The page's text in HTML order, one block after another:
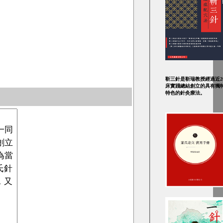
靳三針是靳瑞教授經過近
床實踐總結創立的具有獨
特色的針灸療法。